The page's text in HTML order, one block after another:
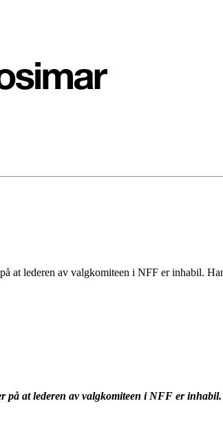
at lederen av valgkomiteen i NFF er inhabil.
på at lederen av valgkomiteen i NFF er